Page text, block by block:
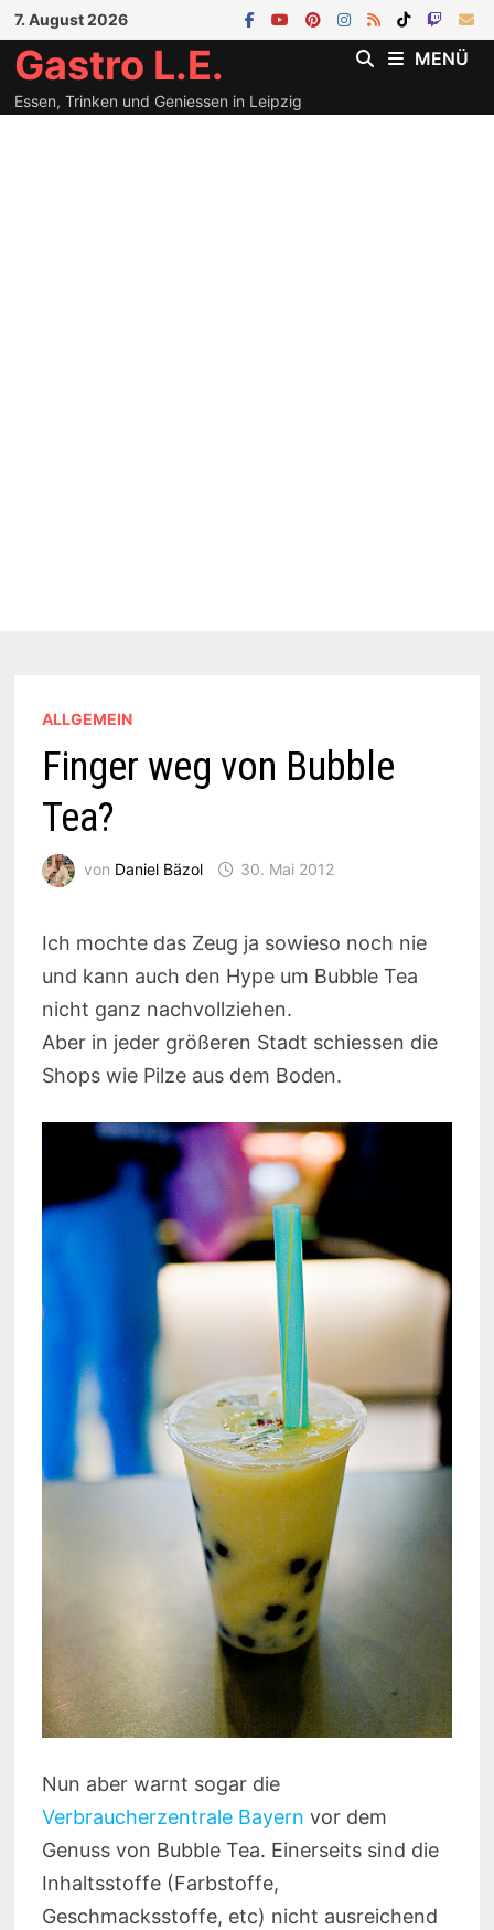
Zum
Inhalt
springen
7. August 2026
Gastro L.E.
Essen, Trinken und Geniessen in Leipzig
MENÜ
ALLGEMEIN
Finger weg von Bubble
Tea?
von Daniel Bäzol 30. Mai 2012
Ich mochte das Zeug ja sowieso noch nie
und kann auch den Hype um Bubble Tea
nicht ganz nachvollziehen.
Aber in jeder größeren Stadt schiessen die
Shops wie Pilze aus dem Boden.
Nun aber warnt sogar die
Verbraucherzentrale Bayern vor dem
Genuss von Bubble Tea. Einerseits sind die
Inhaltsstoffe (Farbstoffe,
Geschmacksstoffe, etc) nicht ausreichend